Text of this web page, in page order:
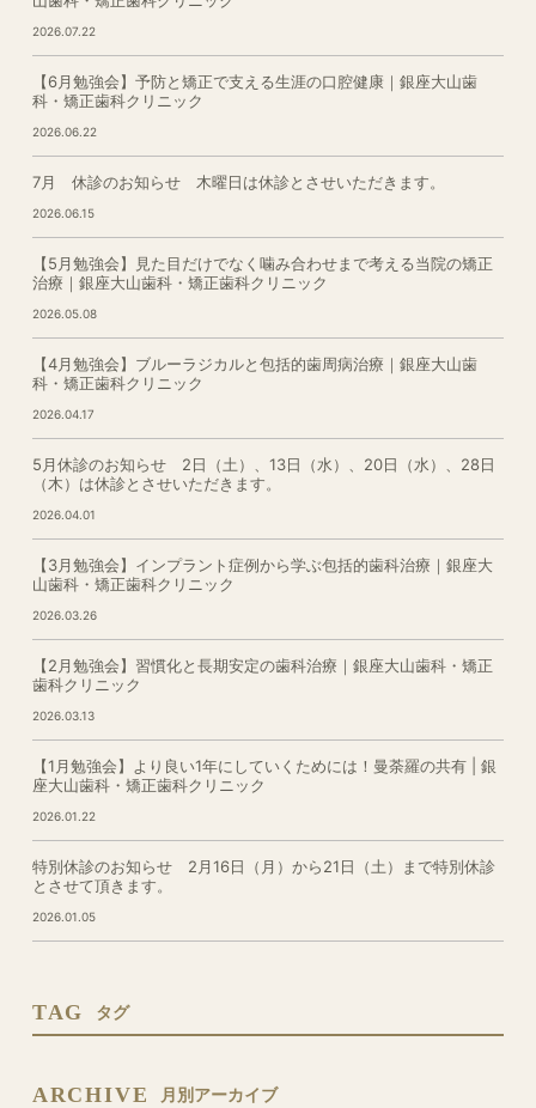
2026.07.22
【6月勉強会】予防と矯正で支える生涯の口腔健康｜銀座大山歯
科・矯正歯科クリニック
2026.06.22
7月 休診のお知らせ 木曜日は休診とさせいただきます。
2026.06.15
【5月勉強会】見た目だけでなく噛み合わせまで考える当院の矯正
治療｜銀座大山歯科・矯正歯科クリニック
2026.05.08
【4月勉強会】ブルーラジカルと包括的歯周病治療｜銀座大山歯
科・矯正歯科クリニック
2026.04.17
5月休診のお知らせ 2日（土）、13日（水）、20日（水）、28日
（木）は休診とさせいただきます。
2026.04.01
【3月勉強会】インプラント症例から学ぶ包括的歯科治療｜銀座大
山歯科・矯正歯科クリニック
2026.03.26
【2月勉強会】習慣化と長期安定の歯科治療｜銀座大山歯科・矯正
歯科クリニック
2026.03.13
【1月勉強会】より良い1年にしていくためには！曼荼羅の共有 | 銀
座大山歯科・矯正歯科クリニック
2026.01.22
特別休診のお知らせ 2月16日（月）から21日（土）まで特別休診
とさせて頂きます。
2026.01.05
TAG タグ
ARCHIVE 月別アーカイブ